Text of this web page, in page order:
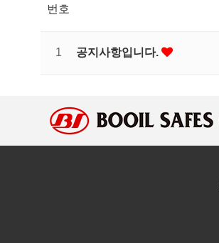
번호
1 공지사항입니다.